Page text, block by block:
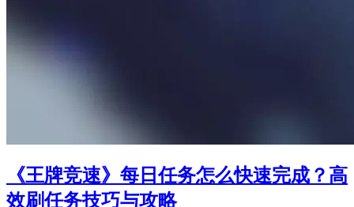
《王牌竞速》每日任务怎么快速完成？高
效刷任务技巧与攻略